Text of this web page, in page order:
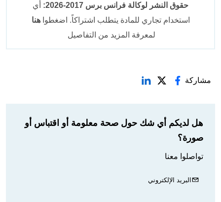
حقوق النشر لوكالة فرانس برس 2017-2026:
أي
استخدام تجاري للمادة يتطلب اشتراكاً. اضغطواهنا
لمعرفة المزيد من التفاصيل
مشاركة
هل لديكم أي شك حول صحة معلومة أو اقتباس أو
صورة؟
تواصلوا معنا
البريد الإلكتروني